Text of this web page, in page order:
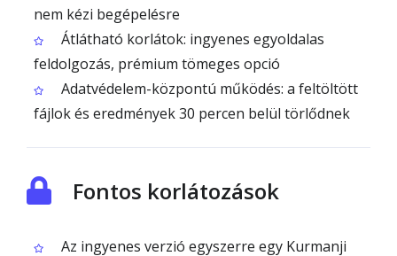
nem kézi begépelésre
Átlátható korlátok: ingyenes egyoldalas
feldolgozás, prémium tömeges opció
Adatvédelem-központú működés: a feltöltött
fájlok és eredmények 30 percen belül törlődnek
Fontos korlátozások
Az ingyenes verzió egyszerre egy Kurmanji